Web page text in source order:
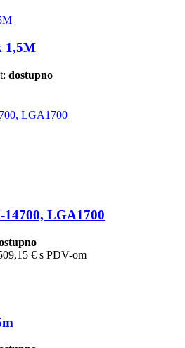
1,5M
dostupno
14700, LGA1700
€ s PDV-om